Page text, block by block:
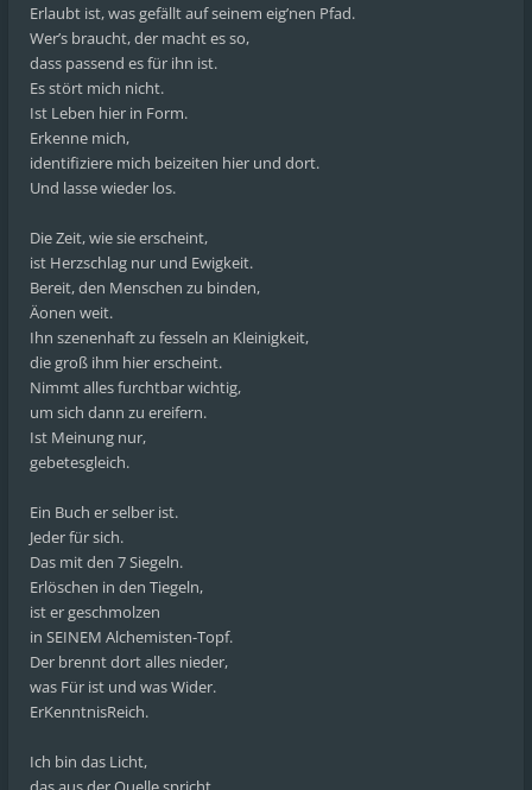
Erlaubt ist, was gefällt auf seinem eig’nen Pfad.
Wer’s braucht, der macht es so,
dass passend es für ihn ist.
Es stört mich nicht.
Ist Leben hier in Form.
Erkenne mich,
identifiziere mich beizeiten hier und dort.
Und lasse wieder los.
Die Zeit, wie sie erscheint,
ist Herzschlag nur und Ewigkeit.
Bereit, den Menschen zu binden,
Äonen weit.
Ihn szenenhaft zu fesseln an Kleinigkeit,
die groß ihm hier erscheint.
Nimmt alles furchtbar wichtig,
um sich dann zu ereifern.
Ist Meinung nur,
gebetesgleich.
Ein Buch er selber ist.
Jeder für sich.
Das mit den 7 Siegeln.
Erlöschen in den Tiegeln,
ist er geschmolzen
in SEINEM Alchemisten-Topf.
Der brennt dort alles nieder,
was Für ist und was Wider.
ErKenntnisReich.
Ich bin das Licht,